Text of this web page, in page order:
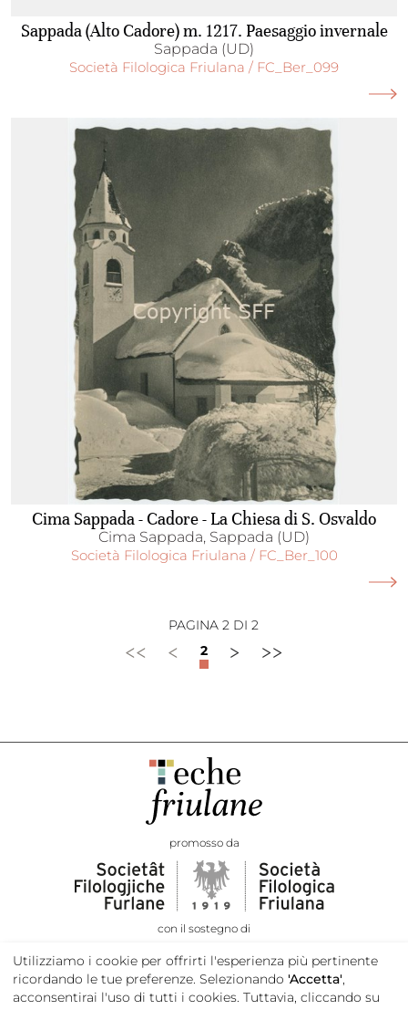
Sappada (Alto Cadore) m. 1217. Paesaggio invernale
Sappada (UD)
Società Filologica Friulana / FC_Ber_099
Cima Sappada - Cadore - La Chiesa di S. Osvaldo
Cima Sappada, Sappada (UD)
Società Filologica Friulana / FC_Ber_100
<< < 2 > >>
PAGINA 2 DI 2
promosso da
con il sostegno di
Utilizziamo i cookie per offrirti l'esperienza più pertinente
ricordando le tue preferenze. Selezionando 'Accetta',
acconsentirai l'uso di tutti i cookies. Tuttavia, cliccando su